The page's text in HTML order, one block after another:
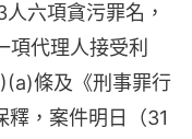
六項貪污罪名，
項代理人接受利
條及《刑事罪行
，案件明日（31